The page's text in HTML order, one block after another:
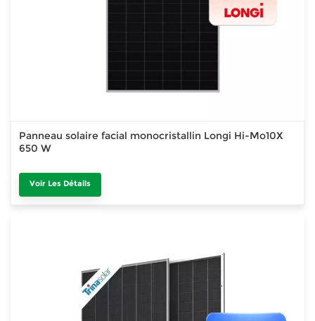
Panneau solaire facial monocristallin Longi Hi-Mo10X
650 W
Voir Les Détails